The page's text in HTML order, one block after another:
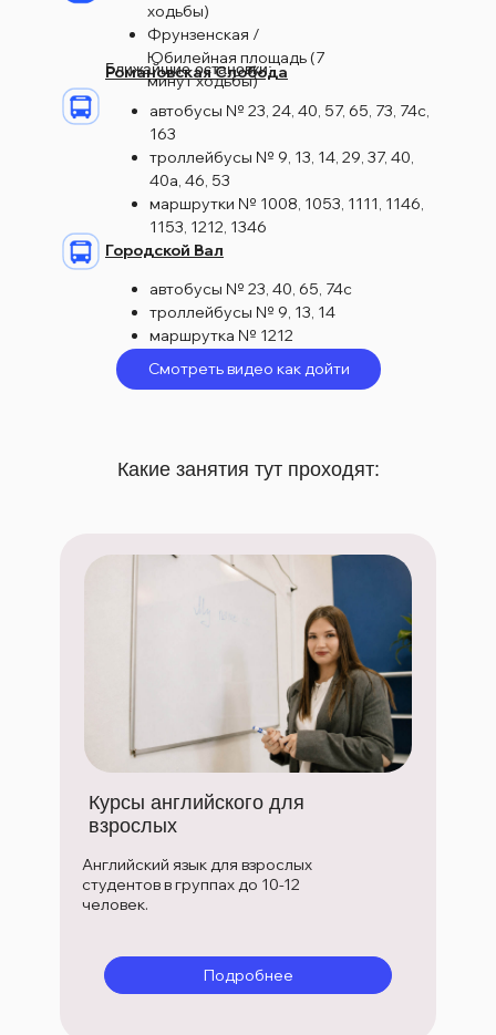
ходьбы)
Фрунзенская /
Юбилейная площадь (7
минут ходьбы)
Романовская Слобода
автобусы № 23, 24, 40, 57, 65, 73, 74с,
163
троллейбусы № 9, 13, 14, 29, 37, 40,
40а, 46, 53
маршрутки № 1008, 1053, 1111, 1146,
1153, 1212, 1346
Городской Вал
автобусы № 23, 40, 65, 74с
троллейбусы № 9, 13, 14
маршрутка № 1212
Ближайшие остановки:
Смотреть видео как дойти
Какие занятия тут проходят:
Подробнее
Английский язык для взрослых
студентов в группах до 10-12
человек.
Курсы английского для
взрослых